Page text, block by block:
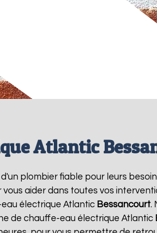
Atlantic
plombier fiable pour leurs
aider dans toutes vos
électrique Atlantic Bessancourt.
de chauffe-eau électrique Atlantic